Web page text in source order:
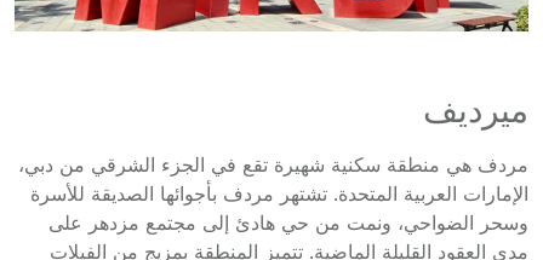
ميرديف
مردف هي منطقة سكنية شهيرة تقع في الجزء الشرقي من دبي،
الإمارات العربية المتحدة. تشتهر مردف بأجوائها الصديقة للأسرة
وسحر الضواحي، ونمت من حي هادئ إلى مجتمع مزدهر على
مدى العقود القليلة الماضية. تتميز المنطقة بمزيج من الفيلات